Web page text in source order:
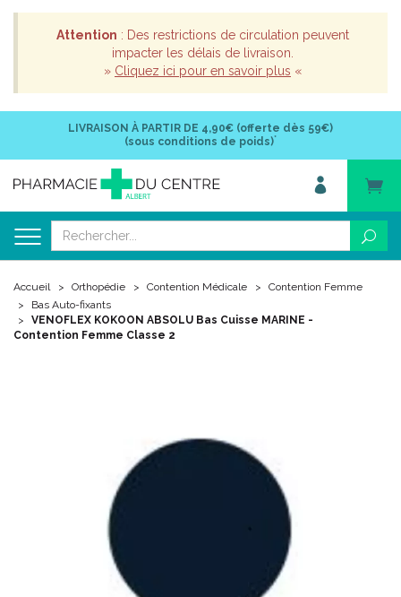
Attention : Des restrictions de circulation peuvent
impacter les délais de livraison.
» Cliquez ici pour en savoir plus «
LIVRAISON À PARTIR DE 4,90€ (offerte dès 59€)
(sous conditions de poids)*
Accueil Orthopédie Contention Médicale
Contention Femme
Bas Auto-fixants
VENOFLEX KOKOON ABSOLU Bas Cuisse MARINE -
Contention Femme Classe 2